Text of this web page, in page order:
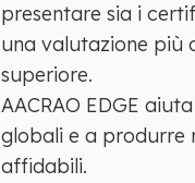
presentare sia i
una valutazione più
superiore.
AACRAO EDGE
globali e a produrre
affidabili.